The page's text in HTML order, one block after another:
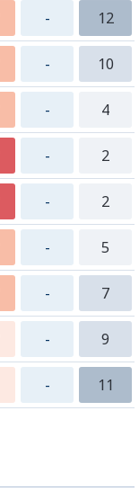
- 12
- 10
- 4
- 2
- 2
- 5
- 7
- 9
- 11